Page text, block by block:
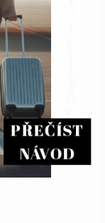
PŘEČÍST
NÁVOD